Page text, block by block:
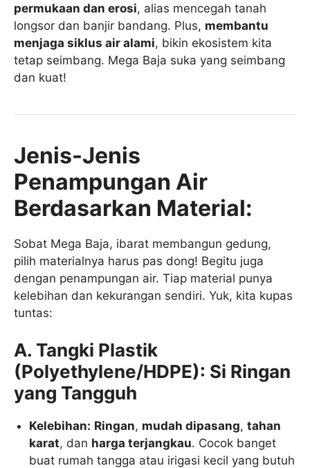
permukaan dan erosi, alias mencegah tanah
longsor dan banjir bandang. Plus, membantu
menjaga siklus air alami, bikin ekosistem kita
tetap seimbang. Mega Baja suka yang seimbang
dan kuat!
Jenis-Jenis
Penampungan Air
Berdasarkan Material:
Sobat Mega Baja, ibarat membangun gedung,
pilih materialnya harus pas dong! Begitu juga
dengan penampungan air. Tiap material punya
kelebihan dan kekurangan sendiri. Yuk, kita kupas
tuntas:
A. Tangki Plastik
(Polyethylene/HDPE): Si Ringan
yang Tangguh
Kelebihan: Ringan, mudah dipasang,tahan
karat, dan harga terjangkau. Cocok banget
buat rumah tangga atau irigasi kecil yang butuh